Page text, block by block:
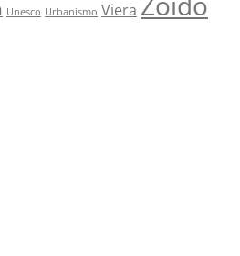
Unesco Urbanismo Viera